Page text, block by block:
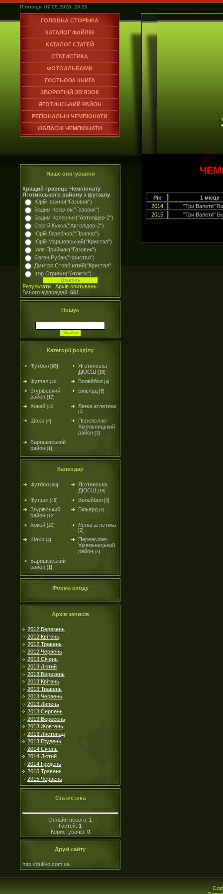
П`ятниця, 07.08.2026, 20:59
ГОЛОВНА СТОРІНКА
КАТАЛОГ ФАЙЛІВ
КАТАЛОГ СТАТЕЙ
СТАТИСТИКА
ФОТОАЛЬБОМИ
ГОСТЬОВА КНИГА
ЗВОРОТНІЙ ЗВ'ЯЗОК
ЯГОТИНСЬКИЙ РАЙОН
РЕГІОНАЛЬНІ ЧЕМПІОНАТИ
ОБЛАСНІ ЧЕМПІОНАТИ
Наше опитування
Кращий гравець Чемпіонату
Яготинського району з футзалу
Юрій Івахно("Газовик")
Вадим Козачок("Газовик")
Вадим Колесник("Автолідер-2")
Сергій Кукса("Автолідер-2")
Юрій Лазебнов("Прапор")
Юрій Маршевський("Кристал")
Ілля Приймак("Газовик")
Євген Рубан("Кристал")
Дмитро Стовбчатий("Кристал"
Ігор Стригун("Атлетік")
Результати | Архів опитувань
Всього відповідей: 661
Пошук
Категорії розділу
Футбол [96]
Яготинська
ДЮСШ [18]
Футзал [46] Волейбол [4]
Згурівський
район [12]
Більярд [6]
Хокей [20] Легка атлетика
[2]
Шахи [4]
Переяслав-
Хмельницький
район [3]
Баришівський
район [1]
Календар
Футбол [96]
Яготинська
ДЮСШ [18]
Футзал [46] Волейбол [4]
Згурівський
район [12]
Більярд [6]
Хокей [20] Легка атлетика
[2]
Шахи [4]
Переяслав-
Хмельницький
район [3]
Баришівський
район [1]
Форма входу
Архів записів
2012 Березень
2012 Квітень
2012 Травень
2012 Червень
2013 Січень
2013 Лютий
2013 Березень
2013 Квітень
2013 Травень
2013 Червень
2013 Липень
2013 Серпень
2013 Вересень
2013 Жовтень
2013 Листопад
2013 Грудень
2014 Січень
2014 Лютий
2014 Грудень
2015 Травень
2015 Червень
Статистика
Онлайн всього: 1
Гостей: 1
Користувачів: 0
Друзі сайту
http://duflko.com.ua
Рік
1 місце
2014
"Три Валети"
2015
"Три Валети"